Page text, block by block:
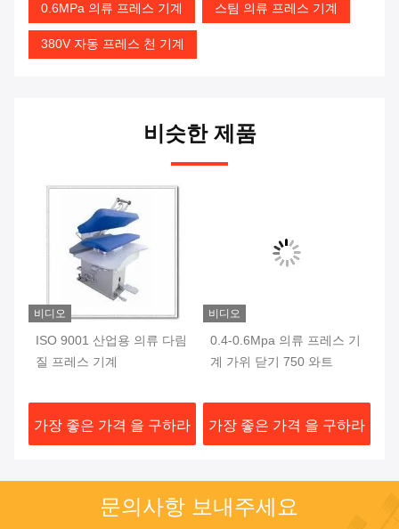
0.6MPa 의류 프레스 기계 스팀 의류 프레스 기계
380V 자동 프레스 천 기계
비슷한 제품
비디오
ISO 9001 산업용 의류 다림
질 프레스 기계
가장 좋은 가격 을 구하라
비디오
0.4-0.6Mpa 의류 프레스 기
계 가위 닫기 750 와트
가장 좋은 가격 을 구하라
문의사항 보내주세요